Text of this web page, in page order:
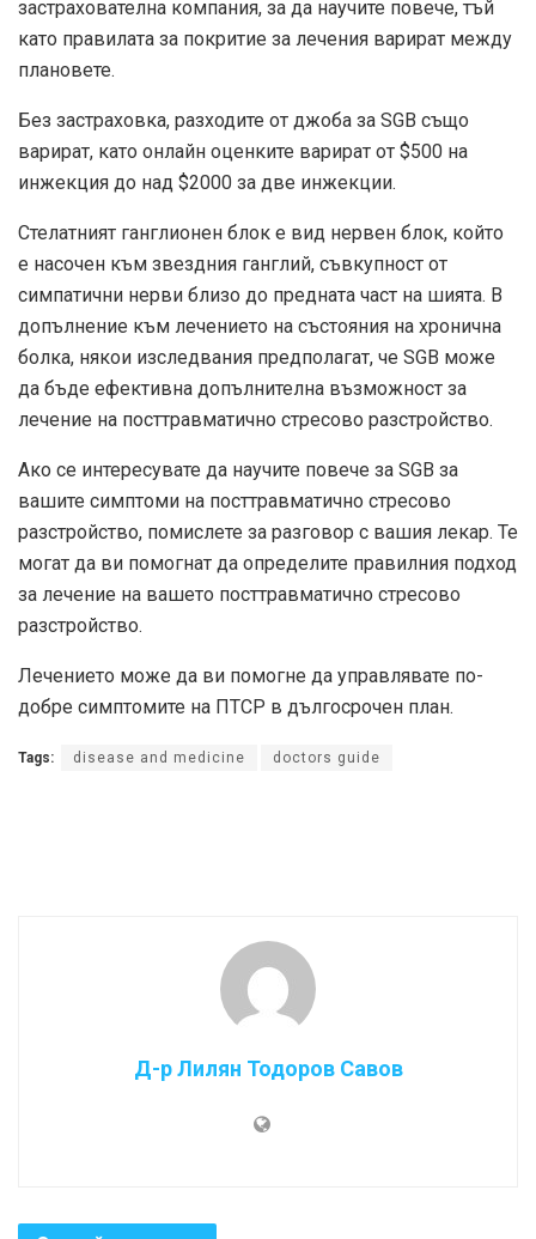
застрахователна компания, за да научите повече, тъй
като правилата за покритие за лечения варират между
плановете.
Без застраховка, разходите от джоба за SGB също
варират, като онлайн оценките варират от $500 на
инжекция до над $2000 за две инжекции.
Стелатният ганглионен блок е вид нервен блок, който
е насочен към звездния ганглий, съвкупност от
симпатични нерви близо до предната част на шията. В
допълнение към лечението на състояния на хронична
болка, някои изследвания предполагат, че SGB може
да бъде ефективна допълнителна възможност за
лечение на посттравматично стресово разстройство.
Ако се интересувате да научите повече за SGB за
вашите симптоми на посттравматично стресово
разстройство, помислете за разговор с вашия лекар. Те
могат да ви помогнат да определите правилния подход
за лечение на вашето посттравматично стресово
разстройство.
Лечението може да ви помогне да управлявате по-
добре симптомите на ПТСР в дългосрочен план.
Tags: disease and medicine doctors guide
Д-р Лилян Тодоров Савов